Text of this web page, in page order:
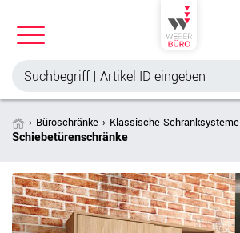
Büroschränke Klassische Schranksysteme
Schiebetürenschränke